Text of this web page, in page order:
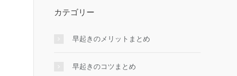
カテゴリー
早起きのメリットまとめ
早起きのコツまとめ